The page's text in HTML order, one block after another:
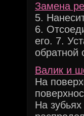
Замена
5.
6.
его. 7.
обратной
Валик и
На
На